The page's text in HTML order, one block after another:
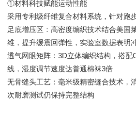
①材料科技赋能运动性能
采用专利级纤维复合材料系统，针对跑
足底增压区：高密度编织技术结合美国
维，提升缓震回弹性，实验室数据表明
透气网眼矩阵：3D立体编织结构，搭
线，湿度调节速度达普通棉袜3倍
无骨缝头工艺：毫米级精密缝合技术，
次耐磨测试仍保持完整结构